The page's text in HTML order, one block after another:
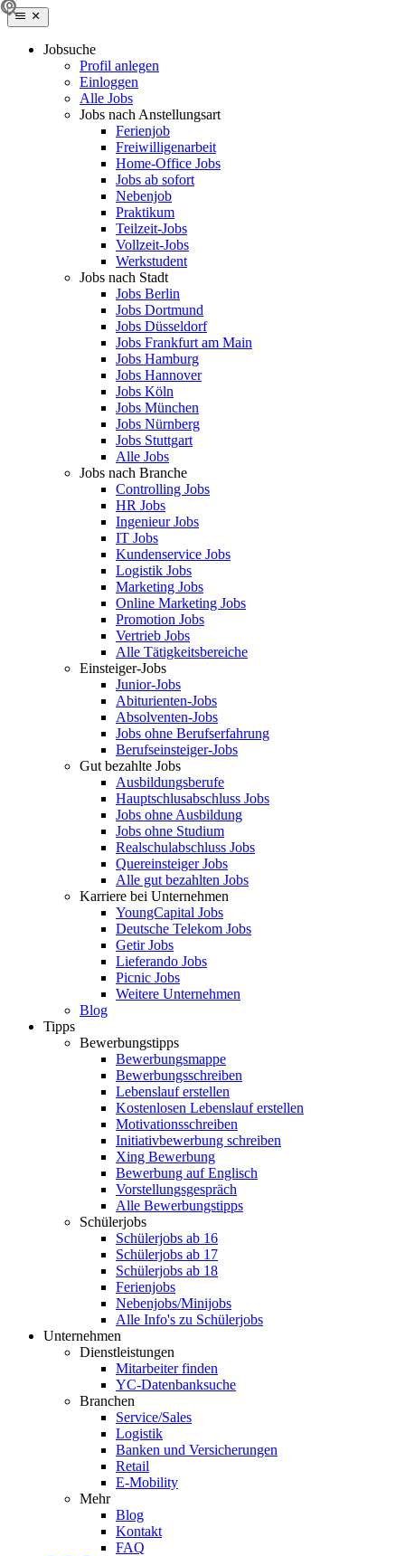
Jobsuche
Profil anlegen
Einloggen
Alle Jobs
Jobs nach Anstellungsart
Ferienjob
Freiwilligenarbeit
Home-Office Jobs
Jobs ab sofort
Nebenjob
Praktikum
Teilzeit-Jobs
Vollzeit-Jobs
Werkstudent
Jobs nach Stadt
Jobs Berlin
Jobs Dortmund
Jobs Düsseldorf
Jobs Frankfurt am Main
Jobs Hamburg
Jobs Hannover
Jobs Köln
Jobs München
Jobs Nürnberg
Jobs Stuttgart
Alle Jobs
Jobs nach Branche
Controlling Jobs
HR Jobs
Ingenieur Jobs
IT Jobs
Kundenservice Jobs
Logistik Jobs
Marketing Jobs
Online Marketing Jobs
Promotion Jobs
Vertrieb Jobs
Alle Tätigkeitsbereiche
Einsteiger-Jobs
Junior-Jobs
Abiturienten-Jobs
Absolventen-Jobs
Jobs ohne Berufserfahrung
Berufseinsteiger-Jobs
Gut bezahlte Jobs
Ausbildungsberufe
Hauptschlusabschluss Jobs
Jobs ohne Ausbildung
Jobs ohne Studium
Realschulabschluss Jobs
Quereinsteiger Jobs
Alle gut bezahlten Jobs
Karriere bei Unternehmen
YoungCapital Jobs
Deutsche Telekom Jobs
Getir Jobs
Lieferando Jobs
Picnic Jobs
Weitere Unternehmen
Blog
Tipps
Bewerbungstipps
Bewerbungsmappe
Bewerbungsschreiben
Lebenslauf erstellen
Kostenlosen Lebenslauf erstellen
Motivationsschreiben
Initiativbewerbung schreiben
Xing Bewerbung
Bewerbung auf Englisch
Vorstellungsgespräch
Alle Bewerbungstipps
Schülerjobs
Schülerjobs ab 16
Schülerjobs ab 17
Schülerjobs ab 18
Ferienjobs
Nebenjobs/Minijobs
Alle Info's zu Schülerjobs
Unternehmen
Dienstleistungen
Mitarbeiter finden
YC-Datenbanksuche
Branchen
Service/Sales
Logistik
Banken und Versicherungen
Retail
E-Mobility
Mehr
Blog
Kontakt
FAQ